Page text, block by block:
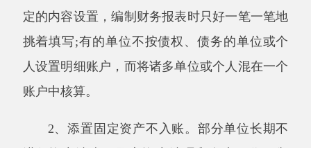
管理工作没有受到应有的重视。具体表现在:一
是单位会计档案管理缺乏专门人员。行政事业单
位会计档案是一种专门档案，涉及会计和档案管
理两个方面的专业知识。既要懂会计专业知识，
归档工作，但许多单位都缺乏会计档案管理专门